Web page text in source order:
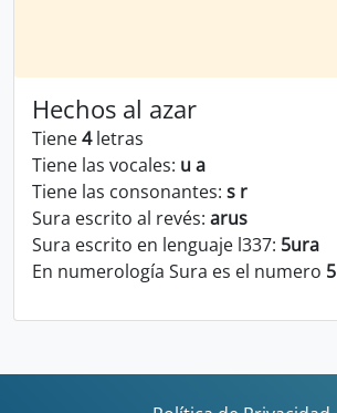
Hechos al azar
Tiene4letras
Tiene las vocales: u a
Tiene las consonantes: s r
Sura escrito al revés: arus
Sura escrito en lenguaje l337: 5ura
En numerología Sura es el numero 5